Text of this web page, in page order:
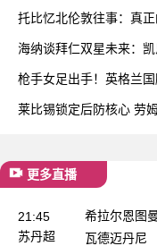
托比忆北伦敦往事：真
海纳谈拜仁双星未来：
枪手女足出手！英格兰
莱比锡锁定后防核心 劳
更多直播
21:45
苏丹超
希拉尔恩图
瓦德迈丹尼